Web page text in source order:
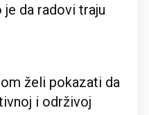
da radovi traju
želi pokazati da
i održivoj